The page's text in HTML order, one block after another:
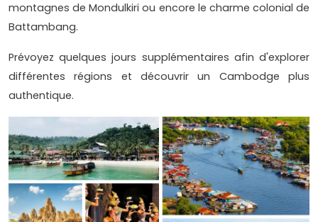
montagnes de Mondulkiri ou encore le charme colonial de
Battambang.
Prévoyez quelques jours supplémentaires afin d'explorer
différentes régions et découvrir un Cambodge plus
authentique.